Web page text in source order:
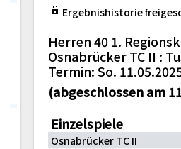
Ergebnishistorie
Herren 40 1.
Osnabrücker TC II :
Termin: So.
(abgeschlossen am
Einzelspiele
Osnabrücker TC II